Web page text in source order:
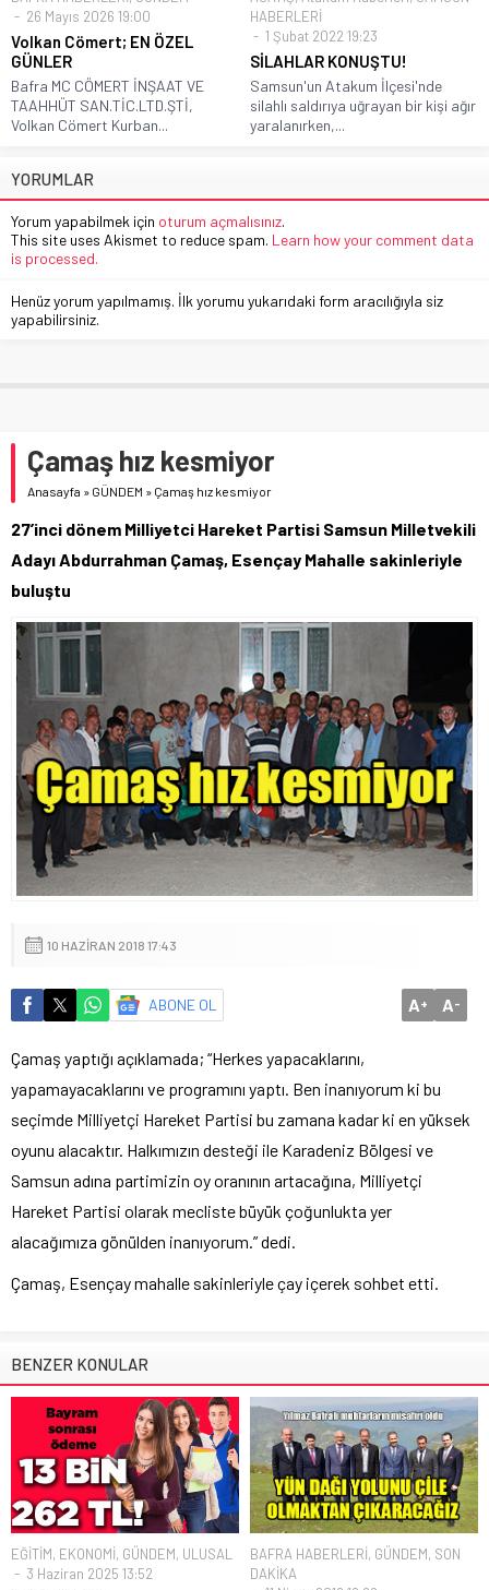
26 Mayıs 2026 19:00
Volkan Cömert; EN ÖZEL
GÜNLER
Bafra MC CÖMERT İNŞAAT VE
TAAHHÜT SAN.TİC.LTD.ŞTİ,
Volkan Cömert Kurban...
HABERLERİ
1 Şubat 2022 19:23
SİLAHLAR KONUŞTU!
Samsun'un Atakum İlçesi'nde
silahlı saldırıya uğrayan bir kişi ağır
yaralanırken,...
YORUMLAR
Yorum yapabilmek için oturum açmalısınız.
This site uses Akismet to reduce spam. Learn how your comment data
is processed.
Henüz yorum yapılmamış. İlk yorumu yukarıdaki form aracılığıyla siz
yapabilirsiniz.
Çamaş hız kesmiyor
Anasayfa » GÜNDEM » Çamaş hız kesmiyor
27’inci dönem Milliyetci Hareket Partisi Samsun Milletvekili
Adayı Abdurrahman Çamaş, Esençay Mahalle sakinleriyle
buluştu
10 HAZIRAN 2018 17:43
ABONE OL A+ A-
Çamaş yaptığı açıklamada; “Herkes yapacaklarını,
yapamayacaklarını ve programını yaptı. Ben inanıyorum ki bu
seçimde Milliyetçi Hareket Partisi bu zamana kadar ki en yüksek
oyunu alacaktır. Halkımızın desteği ile Karadeniz Bölgesi ve
Samsun adına partimizin oy oranının artacağına, Milliyetçi
Hareket Partisi olarak mecliste büyük çoğunlukta yer
alacağımıza gönülden inanıyorum.” dedi.
Çamaş, Esençay mahalle sakinleriyle çay içerek sohbet etti.
BENZER KONULAR
EĞİTİM, EKONOMİ, GÜNDEM, ULUSAL
3 Haziran 2025 13:52
BAFRA HABERLERİ, GÜNDEM, SON
DAKİKA